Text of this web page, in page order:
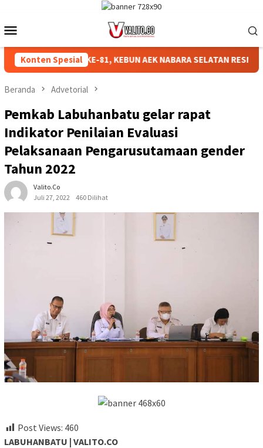
konten
Mobile
Konten Spesial
HUT RI KE-81, KEBUN AEK NABARA SELATAN RESMI GELAR
Beranda Advetorial
Pemkab Labuhanbatu gelar rapat
Indikator Penilaian Evaluasi
Pelaksanaan Pengarusutamaan gender
Tahun 2022
Valito.co
Juli 27, 2022
460 Dilihat
Post Views: 460
LABUHANBATU | VALITO.CO